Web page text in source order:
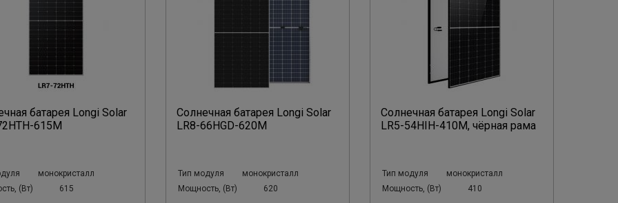
батарея Longi Solar
615M
монокристалл
(Вт)
615
Солнечная батарея Longi Solar
LR8-66HGD-620M
Тип модуля
монокристалл
Мощность, (Вт)
620
Солнечная батарея Longi Solar
LR5-54HIH-410M, чёрная рама
Тип модуля
монокристалл
Мощность, (Вт)
410